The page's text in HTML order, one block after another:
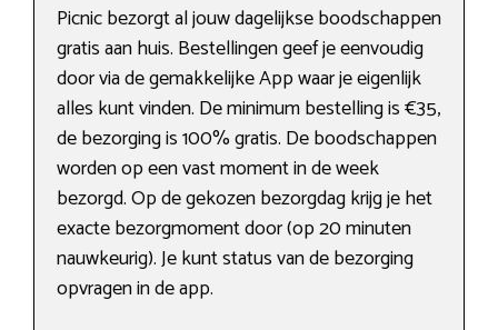
Picnic bezorgt al jouw dagelijkse boodschappen
gratis aan huis. Bestellingen geef je eenvoudig
door via de gemakkelijke App waar je eigenlijk
alles kunt vinden. De minimum bestelling is €35,
de bezorging is 100% gratis. De boodschappen
worden op een vast moment in de week
bezorgd. Op de gekozen bezorgdag krijg je het
exacte bezorgmoment door (op 20 minuten
nauwkeurig). Je kunt status van de bezorging
opvragen in de app.